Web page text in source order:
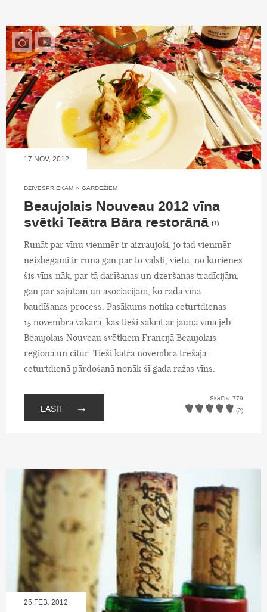
17.NOV, 2012
DZĪVESPRIEKAM » GARDĒŽIEM
Beaujolais Nouveau 2012 vīna
svētki Teātra Bāra restorānā (1)
Runāt par vīnu vienmēr ir aizraujoši, jo tad vienmēr
neizbēgami ir runa gan par to valsti, vietu, no kurienes
šis vīns nāk, par tā darīšanas un dzeršanas tradīcijām,
gan par sajūtām un asociācijām, ko rada vīna
baudīšanas process. Pasākums notika ceturtdienas
15.novembra vakarā, kas tieši sakrīt ar jaunā vīna jeb
Beaujolais Nouveau svētkiem Francijā Beaujolais
reģionā un citur. Tieši katra novembra trešajā
ceturtdienā pārdošanā nonāk šī gada ražas vīns.
LASĪT →
Skatīts: 779
(2)
25.FEB, 2012